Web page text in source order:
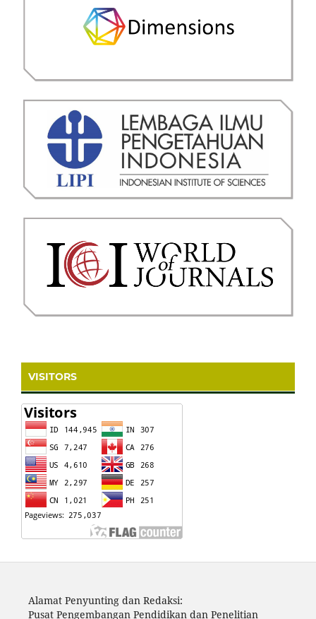
VISITORS
Alamat Penyunting dan Redaksi:
Pusat Pengembangan Pendidikan dan Penelitian